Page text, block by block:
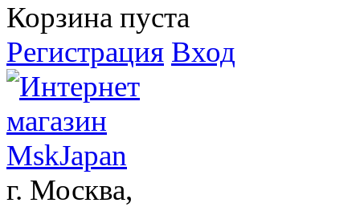
Корзина пуста
Регистрация Вход
г. Москва,